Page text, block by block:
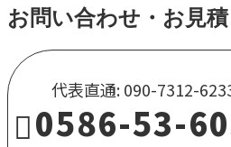
お問い合わせ・お見積
代表直通: 090-7312-
0586-53-